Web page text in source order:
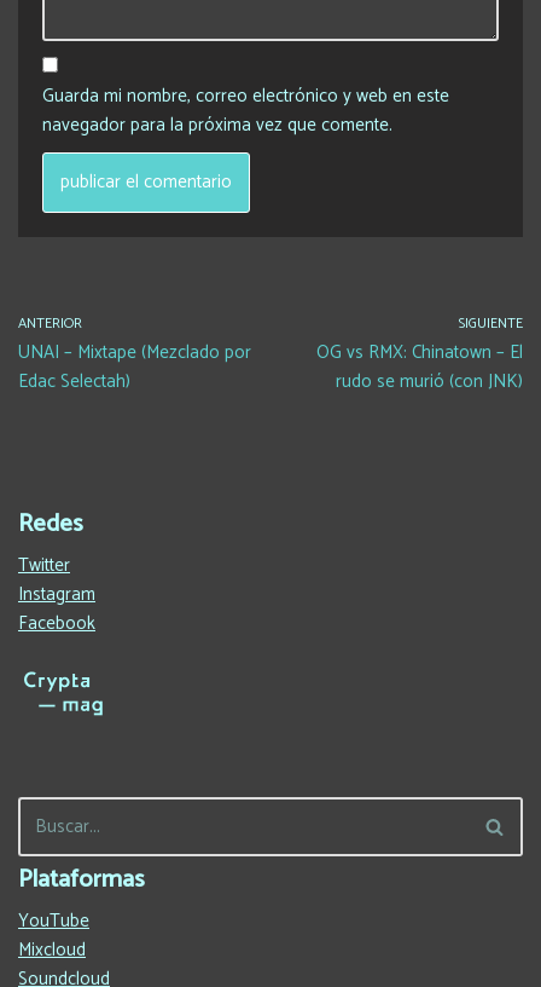
Guarda mi nombre, correo electrónico y web en este
navegador para la próxima vez que comente.
ANTERIOR
UNAI – Mixtape (Mezclado por
Edac Selectah)
SIGUIENTE
OG vs RMX: Chinatown – El
rudo se murió (con JNK)
Redes
Twitter
Instagram
Facebook
Plataformas
YouTube
Mixcloud
Soundcloud